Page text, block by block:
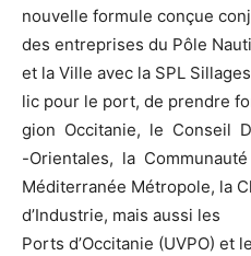
nouvelle formule conçue
des entreprises du Pôle
et la Ville avec la SPL
lic pour le port, de prendre
gion Occitanie, le Conseil
-Orientales, la
Méditerranée Métropole, la
d’Industrie, mais aussi les
Ports d’Occitanie (UVPO) et